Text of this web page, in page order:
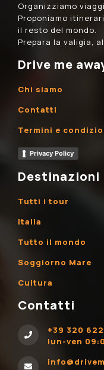
Organizziamo
Proponiamo
il resto del mondo.
Prepara la valigia,
Drive me
Chi siamo
Contatti
Termini e
Privacy Policy
Destinazioni
Tutti i tour
Italia
Tutto il mondo
Soggiorno Mare
Cultura
Contatti
+39 320
lun-ven